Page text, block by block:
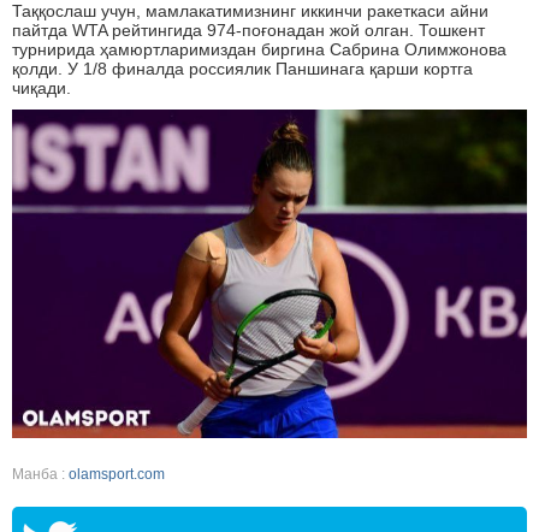
Таққослаш учун, мамлакатимизнинг иккинчи ракеткаси айни
пайтда WTA рейтингида 974-поғонадан жой олган. Тошкент
турнирида ҳамюртларимиздан биргина Сабрина Олимжонова
қолди. У 1/8 финалда россиялик Паншинага қарши кортга
чиқади.
Манба : olamsport.com